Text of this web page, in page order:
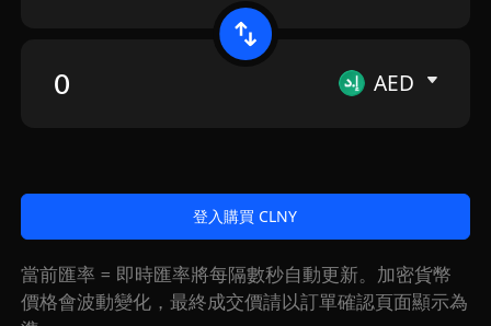
AED
登入購買 CLNY
當前匯率 = 即時匯率將每隔數秒自動更新。加密貨幣
價格會波動變化，最終成交價請以訂單確認頁面顯示為